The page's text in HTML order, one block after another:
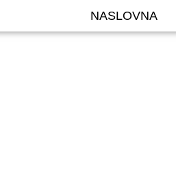
NASLOVNA